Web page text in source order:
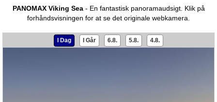
PANOMAX Viking Sea- En fantastisk panoramaudsigt. Klik på
forhåndsvisningen for at se det originale webkamera.
I Dag I Går 6.8. 5.8. 4.8.